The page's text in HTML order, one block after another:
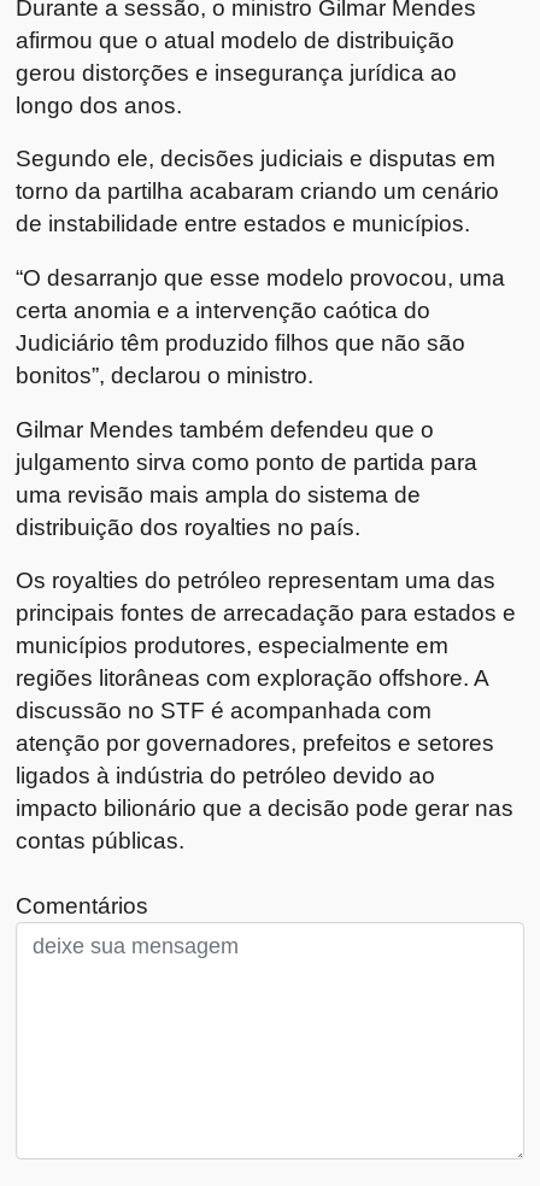
Durante a sessão, o ministro Gilmar Mendes
afirmou que o atual modelo de distribuição
gerou distorções e insegurança jurídica ao
longo dos anos.
Segundo ele, decisões judiciais e disputas em
torno da partilha acabaram criando um cenário
de instabilidade entre estados e municípios.
“O desarranjo que esse modelo provocou, uma
certa anomia e a intervenção caótica do
Judiciário têm produzido filhos que não são
bonitos”, declarou o ministro.
Gilmar Mendes também defendeu que o
julgamento sirva como ponto de partida para
uma revisão mais ampla do sistema de
distribuição dos royalties no país.
Os royalties do petróleo representam uma das
principais fontes de arrecadação para estados e
municípios produtores, especialmente em
regiões litorâneas com exploração offshore. A
discussão no STF é acompanhada com
atenção por governadores, prefeitos e setores
ligados à indústria do petróleo devido ao
impacto bilionário que a decisão pode gerar nas
contas públicas.
Comentários